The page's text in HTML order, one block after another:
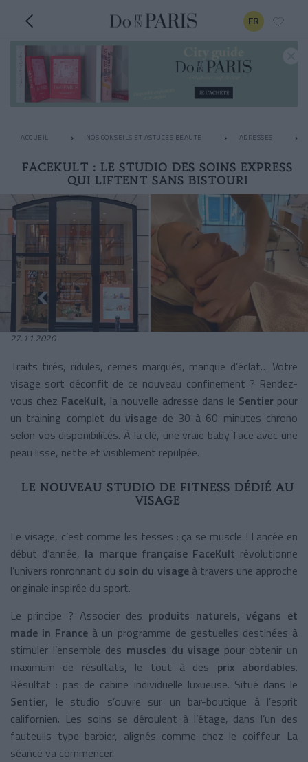
FR
ACCUEIL NOS CONSEILS ET ASTUCES BEAUTÉ ADRESSES
FACEKULT : LE STUDIO DES SOINS EXPRESS
QUI LIFTENT SANS BISTOURI
27.11.2020
Traits tirés, ridules, cernes marqués, manque d’éclat… Votre
visage sort déconfit de ce nouveau confinement ? Rendez-
vous chez FaceKult, la nouvelle adresse dans le Sentier pour
un training complet duvisage de 30 à 60 minutes chrono
selon vos disponibilités. À la clé, une vraie baby face avec une
peau lisse, nette et visiblement repulpée.
LE NOUVEAU STUDIO DE FITNESS DÉDIÉ AU
VISAGE
Le visage, c’est comme les fesses : ça se muscle ! Lancée en
début d’année, la marque française FaceKult révolutionne
l’univers ronronnant du soin du visageà travers une approche
originale inspirée du sport.
Le principe ? Associer des produits naturels, végans et
made in France à un programme de gestuelles destinées à
stimuler l’ensemble des muscles du visage pour obtenir un
maximum de résultats, le tout à des prix abordables.
Résultat : pas de cabine individuelle luxueuse. Situé dans le
Sentier, le studio s’ouvre sur un bar-boutique à l’esprit
californien. Les soins se déroulent à l’étage, dans l’un des
fauteuils type barbier, alignés comme chez le coiffeur. La
séance va commencer.